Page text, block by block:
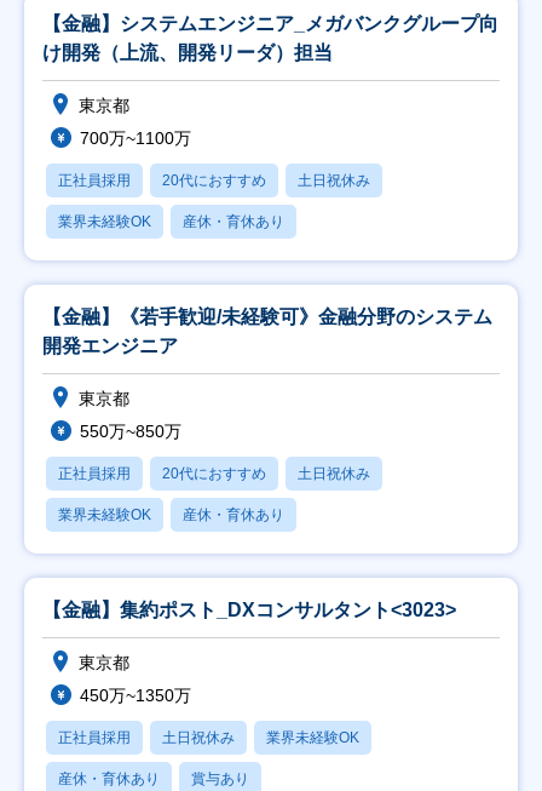
【金融】システムエンジニア_メガバンクグループ向
け開発（上流、開発リーダ）担当
東京都
700万~1100万
正社員採用 20代におすすめ 土日祝休み
業界未経験OK 産休・育休あり
【金融】《若手歓迎/未経験可》金融分野のシステム
開発エンジニア
東京都
550万~850万
正社員採用 20代におすすめ 土日祝休み
業界未経験OK 産休・育休あり
【金融】集約ポスト_DXコンサルタント<3023>
東京都
450万~1350万
正社員採用 土日祝休み 業界未経験OK
産休・育休あり 賞与あり